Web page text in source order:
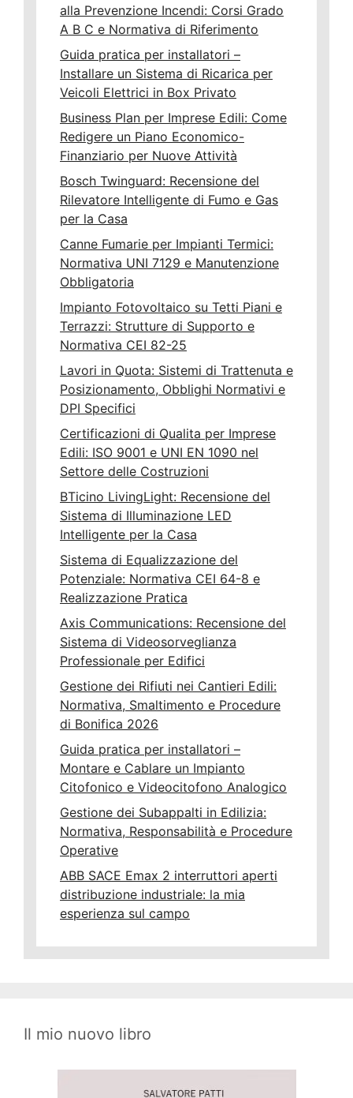
alla Prevenzione Incendi: Corsi Grado
A B C e Normativa di Riferimento
Guida pratica per installatori –
Installare un Sistema di Ricarica per
Veicoli Elettrici in Box Privato
Business Plan per Imprese Edili: Come
Redigere un Piano Economico-
Finanziario per Nuove Attività
Bosch Twinguard: Recensione del
Rilevatore Intelligente di Fumo e Gas
per la Casa
Canne Fumarie per Impianti Termici:
Normativa UNI 7129 e Manutenzione
Obbligatoria
Impianto Fotovoltaico su Tetti Piani e
Terrazzi: Strutture di Supporto e
Normativa CEI 82-25
Lavori in Quota: Sistemi di Trattenuta e
Posizionamento, Obblighi Normativi e
DPI Specifici
Certificazioni di Qualita per Imprese
Edili: ISO 9001 e UNI EN 1090 nel
Settore delle Costruzioni
BTicino LivingLight: Recensione del
Sistema di Illuminazione LED
Intelligente per la Casa
Sistema di Equalizzazione del
Potenziale: Normativa CEI 64-8 e
Realizzazione Pratica
Axis Communications: Recensione del
Sistema di Videosorveglianza
Professionale per Edifici
Gestione dei Rifiuti nei Cantieri Edili:
Normativa, Smaltimento e Procedure
di Bonifica 2026
Guida pratica per installatori –
Montare e Cablare un Impianto
Citofonico e Videocitofono Analogico
Gestione dei Subappalti in Edilizia:
Normativa, Responsabilità e Procedure
Operative
ABB SACE Emax 2 interruttori aperti
distribuzione industriale: la mia
esperienza sul campo
Il mio nuovo libro